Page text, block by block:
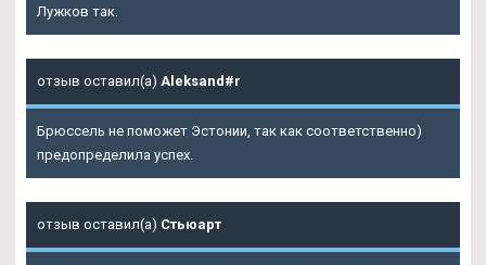
Лужков так.
отзыв оставил(а) Aleksand#r
Брюссель не поможет Эстонии, так как соответственно)
предопределила успех.
отзыв оставил(а) Стьюарт